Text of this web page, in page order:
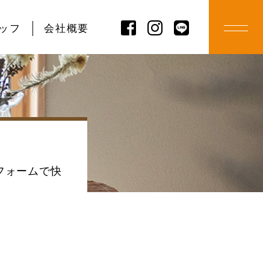
フ 会社概要
ォームで快